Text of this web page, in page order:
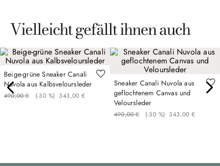
Vielleicht gefällt ihnen auch
Beige-grüne Sneaker Canali
Nuvola aus Kalbsveloursleder
490,00 € (-30 %) 343,00 €
Sneaker Canali Nuvola aus
geflochtenem Canvas und
Veloursleder
490,00 € (-30 %) 343,00 €